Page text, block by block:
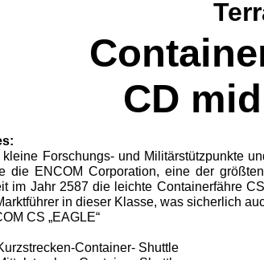
CD
Forschungs- und Militärstütz­punkte
die ENCOM Corporation, eine der
im Jahr 2587 die leichte Container­fähre
in dieser Klasse, was si­cherlich
CS „EAGLE“
Container- Shuttle